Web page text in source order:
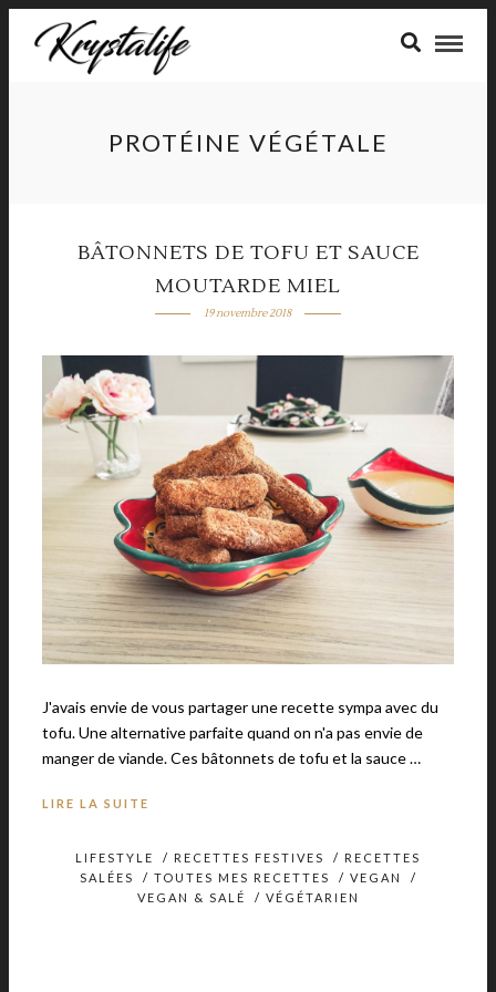
PROTÉINE VÉGÉTALE
BÂTONNETS DE TOFU ET SAUCE
MOUTARDE MIEL
19 novembre 2018
J'avais envie de vous partager une recette sympa avec du
tofu. Une alternative parfaite quand on n'a pas envie de
manger de viande. Ces bâtonnets de tofu et la sauce …
LIRE LA SUITE
LIFESTYLE / RECETTES FESTIVES / RECETTES
SALÉES
/ TOUTES MES RECETTES / VEGAN
/
VEGAN & SALÉ
/ VÉGÉTARIEN